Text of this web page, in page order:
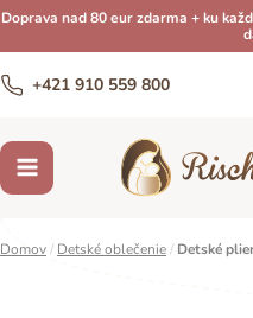
Doprava nad 80 eur zdarma + ku
+421 910 559 800
Domov/ Detské oblečenie/ Detské